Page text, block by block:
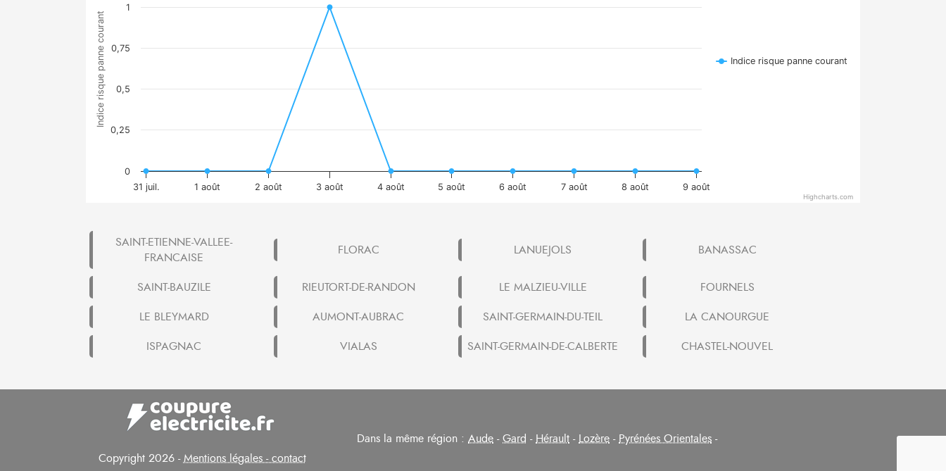
Indice risque panne courant Indice risque panne courant
31 juil. 1 août 2 août 3 août 4 août 5 août 6 août 7 août 8 août 9 août
0
0,25
0,5
0,75
1
Highcharts.com
SAINT-ETIENNE-VALLEE-
FRANCAISE
FLORAC LANUEJOLS BANASSAC
SAINT-BAUZILE RIEUTORT-DE-RANDON LE MALZIEU-VILLE
FOURNELS
LE BLEYMARD
AUMONT-AUBRAC SAINT-GERMAIN-DU-TEIL
LA CANOURGUE
ISPAGNAC
VIALAS SAINT-GERMAIN-DE-CALBERTE CHASTEL-NOUVEL
Copyright 2026 -Mentions légales - contact
Dans la même région : Aude -Gard -Hérault -Lozère -Pyrénées Orientales -